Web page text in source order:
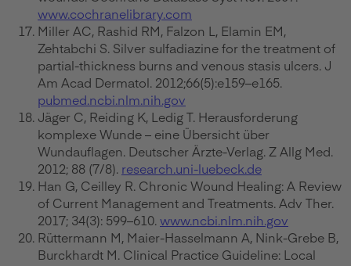
www.cochranelibrary.com
Miller AC, Rashid RM, Falzon L, Elamin EM,
Zehtabchi S. Silver sulfadiazine for the treatment of
partial-thickness burns and venous stasis ulcers. J
Am Acad Dermatol. 2012;66(5):e159–e165.
pubmed.ncbi.nlm.nih.gov
Jäger C, Reiding K, Ledig T. Herausforderung
komplexe Wunde – eine Übersicht über
Wundauflagen. Deutscher Ärzte-Verlag. Z Allg Med.
2012; 88 (7/8). research.uni-luebeck.de
Han G, Ceilley R. Chronic Wound Healing: A Review
of Current Management and Treatments. Adv Ther.
2017; 34(3): 599–610. www.ncbi.nlm.nih.gov
Rüttermann M, Maier-Hasselmann A, Nink-Grebe B,
Burckhardt M. Clinical Practice Guideline: Local